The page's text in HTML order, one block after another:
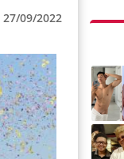
27/09/2022